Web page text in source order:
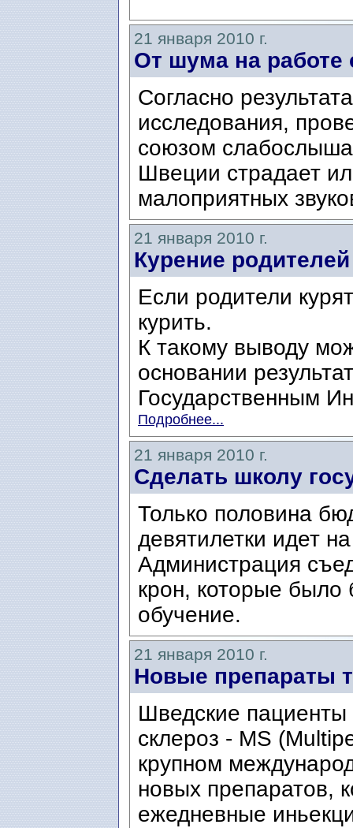
21 января 2010 г.
От шума на работе
Согласно
исследования,
союзом
Швеции страдает
малоприятных
21 января 2010 г.
Курение
Если родители
курить.
К такому выводу
основании
Государственным
Подробнее...
21 января 2010 г.
Сделать школу
Только половина
девятилетки идет
Администрация
крон, которые
обучение.
21 января 2010 г.
Новые препараты
Шведские пациенты
склероз - MS
крупном
новых препаратов,
ежедневные